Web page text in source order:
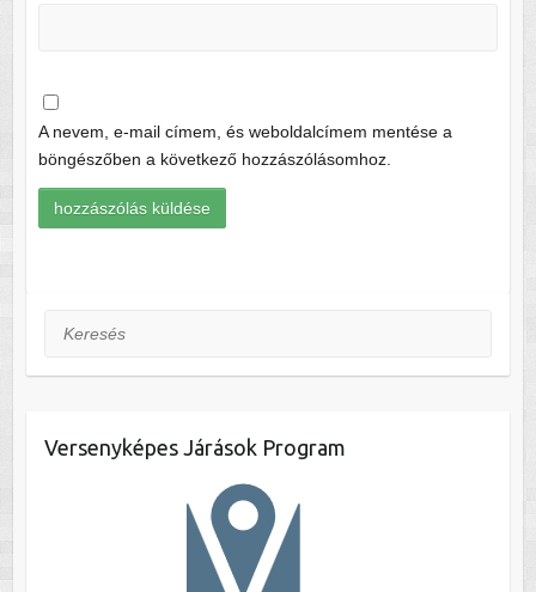
A nevem, e-mail címem, és weboldalcímem mentése a
böngészőben a következő hozzászólásomhoz.
Keresés
Versenyképes Járások Program